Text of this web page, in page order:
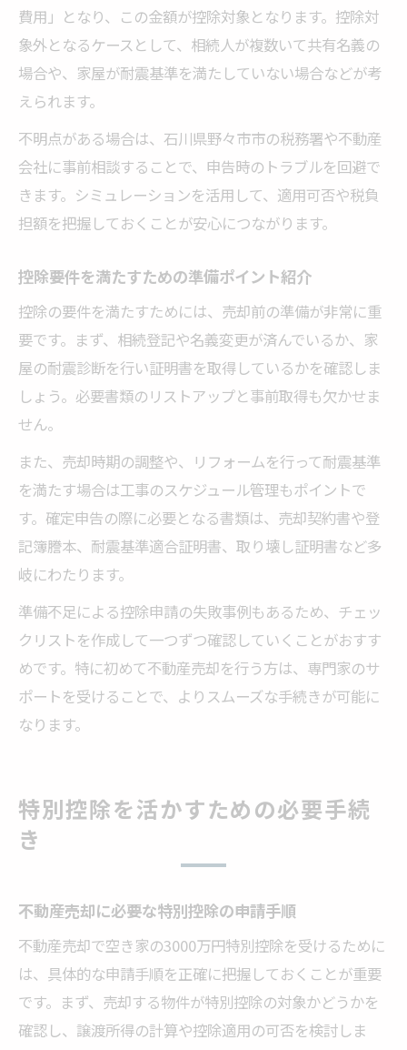
費用」となり、この金額が控除対象となります。控除対
象外となるケースとして、相続人が複数いて共有名義の
場合や、家屋が耐震基準を満たしていない場合などが考
えられます。
不明点がある場合は、石川県野々市市の税務署や不動産
会社に事前相談することで、申告時のトラブルを回避で
きます。シミュレーションを活用して、適用可否や税負
担額を把握しておくことが安心につながります。
控除要件を満たすための準備ポイント紹介
控除の要件を満たすためには、売却前の準備が非常に重
要です。まず、相続登記や名義変更が済んでいるか、家
屋の耐震診断を行い証明書を取得しているかを確認しま
しょう。必要書類のリストアップと事前取得も欠かせま
せん。
また、売却時期の調整や、リフォームを行って耐震基準
を満たす場合は工事のスケジュール管理もポイントで
す。確定申告の際に必要となる書類は、売却契約書や登
記簿謄本、耐震基準適合証明書、取り壊し証明書など多
岐にわたります。
準備不足による控除申請の失敗事例もあるため、チェッ
クリストを作成して一つずつ確認していくことがおすす
めです。特に初めて不動産売却を行う方は、専門家のサ
ポートを受けることで、よりスムーズな手続きが可能に
なります。
特別控除を活かすための必要手続
き
不動産売却に必要な特別控除の申請手順
不動産売却で空き家の3000万円特別控除を受けるために
は、具体的な申請手順を正確に把握しておくことが重要
です。まず、売却する物件が特別控除の対象かどうかを
確認し、譲渡所得の計算や控除適用の可否を検討しま